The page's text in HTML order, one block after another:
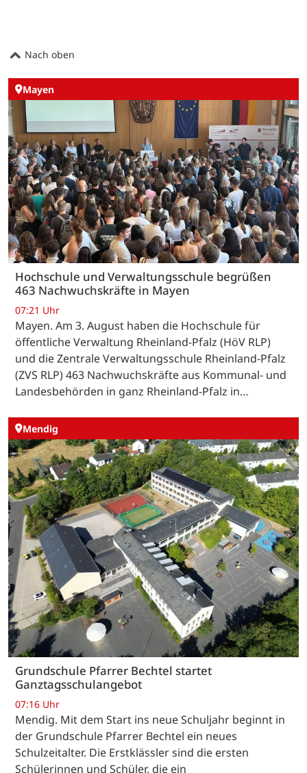
Nach oben
Mayen
Hochschule und Verwaltungsschule begrüßen
463 Nachwuchskräfte in Mayen
07:21 Uhr
Mayen. Am 3. August haben die Hochschule für
öffentliche Verwaltung Rheinland-Pfalz (HöV RLP)
und die Zentrale Verwaltungsschule Rheinland-Pfalz
(ZVS RLP) 463 Nachwuchskräfte aus Kommunal- und
Landesbehörden in ganz Rheinland-Pfalz in…
Mendig
Grundschule Pfarrer Bechtel startet
Ganztagsschulangebot
07:16 Uhr
Mendig. Mit dem Start ins neue Schuljahr beginnt in
der Grundschule Pfarrer Bechtel ein neues
Schulzeitalter. Die Erstklässler sind die ersten
Schülerinnen und Schüler, die ein